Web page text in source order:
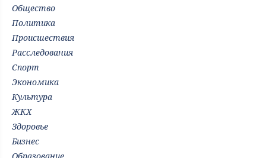
Общество
Политика
Происшествия
Расследования
Спорт
Экономика
Культура
ЖКХ
Здоровье
Бизнес